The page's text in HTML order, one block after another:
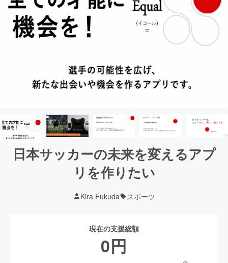
日本サッカーの未来を変えるアプ
リを作りたい
Kira Fukuda スポーツ
現在の支援総額
0円